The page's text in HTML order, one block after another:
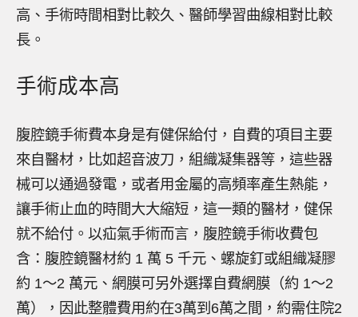
高、手術時間相對比較久、醫師學習曲線相對比較
長。
手術成本高
腹腔鏡手術費本身是有健保給付，自費的項目主要
來自醫材，比如超音波刀，組織凝集器等，這些器
械可以通過發電，或者用金屬的高頻率產生熱能，
讓手術止血的時間大大縮短，這一類的醫材，健保
就不給付。以疝氣手術而言，腹腔鏡手術收費包
含：腹腔鏡醫材約 1 萬 5 千元、螺旋釘或組織凝膠
約 1～2 萬元、網膜可另外選擇自費網膜（約 1～2
萬），因此整體費用約在3萬到6萬之間，約需住院2